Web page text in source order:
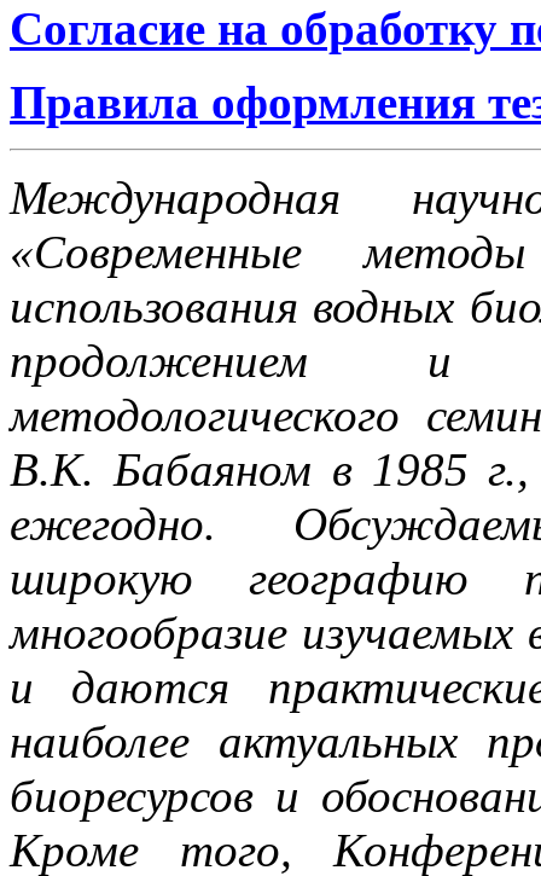
Согласие на обработку
Правила оформления
Международная
«Современные
использования водных
продолжением и
методологического
В.К. Бабаяном в 1985
ежегодно.
широкую географию
многообразие
и даются
наиболее актуальных
биоресурсов и
Кроме того,